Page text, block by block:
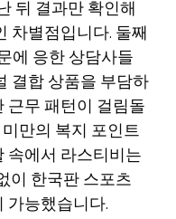
뒤 결과만 확인해
차별점입니다. 둘째
에 응한 상담사들
결합 상품을 부담하
근무 패턴이 걸림돌
만의 복지 포인트
속에서 라스티비는
이 한국판 스포츠
가능했습니다.